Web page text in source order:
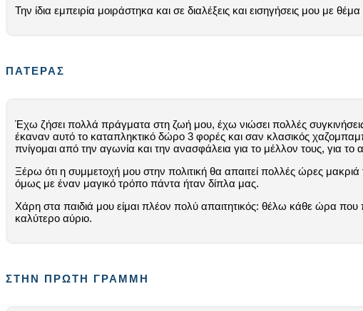
Την ίδια εμπειρία μοιράστηκα και σε διαλέξεις και εισηγήσεις μου με
ΠΑΤΕΡΑΣ
Έχω ζήσει πολλά πράγματα στη ζωή μου, έχω νιώσει πολλές
έκαναν αυτό το καταπληκτικό δώρο 3 φορές και σαν κλασικός
πνίγομαι από την αγωνία και την ανασφάλεια για το μέλλον τους, για το
Ξέρω ότι η συμμετοχή μου στην πολιτική θα απαιτεί πολλές ώρες
όμως με έναν μαγικό τρόπο πάντα ήταν δίπλα μας.
Χάρη στα παιδιά μου είμαι πλέον πολύ απαιτητικός: θέλω κάθε ώρα
καλύτερο αύριο.
ΣΤΗΝ ΠΡΩΤΗ ΓΡΑΜΜΗ